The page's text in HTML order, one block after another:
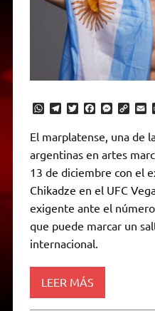
W
t
s
A
p
p
T
e
g
a
m
T
i
t
t
r
F
e
b
o
o
k
M
s
e
g
e
C
y
L
n
k
E
a
i
l
El marplatense, una de
argentinas en artes
13 de diciembre con el
Chikadze en el UFC
exigente ante el
que puede marcar un
internacional.
LEER MÁS